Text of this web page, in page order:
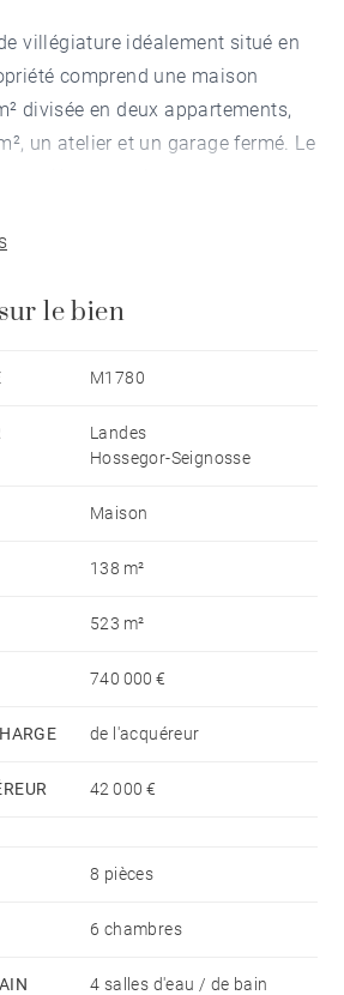
villégiature idéalement situé en
comprend une maison
divisée en deux appartements,
un atelier et un garage fermé. Le
intimité et sécurité. Une
est à prévoir pour exploiter
séjour, cuisine, trois chambres,
séjour, cuisine, deux
canapé-lit, une cuisine, une
le bien
M1780
Landes
Hossegor-Seignosse
Maison
138 m²
523 m²
740 000 €
de l'acquéreur
42 000 €
8 pièces
6 chambres
4 salles d'eau / de bain